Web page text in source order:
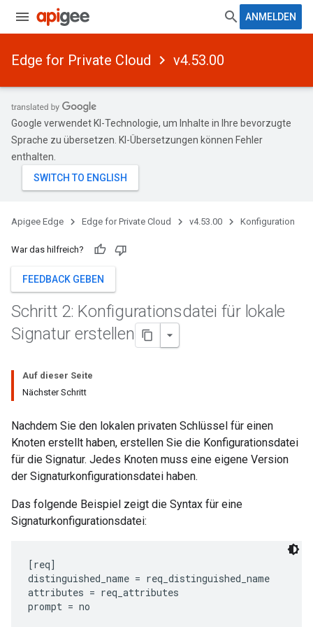
ANMELDEN
Edge for Private Cloud v4.53.00
Google verwendet KI-Technologie, um Inhalte in Ihre bevorzugte
Sprache zu übersetzen. KI-Übersetzungen können Fehler
enthalten.
Apigee Edge Edge for Private Cloud v4.53.00 Konfiguration
War das hilfreich?
FEEDBACK GEBEN
Schritt 2: Konfigurationsdatei für lokale
Signatur erstellen
Auf dieser Seite
Nächster Schritt
Nachdem Sie den lokalen privaten Schlüssel für einen
Knoten erstellt haben, erstellen Sie die Konfigurationsdatei
für die Signatur. Jedes Knoten muss eine eigene Version
der Signaturkonfigurationsdatei haben.
Das folgende Beispiel zeigt die Syntax für eine
Signaturkonfigurationsdatei:
[req]
distinguished_name = req_distinguished_name
attributes = req_attributes
prompt = no